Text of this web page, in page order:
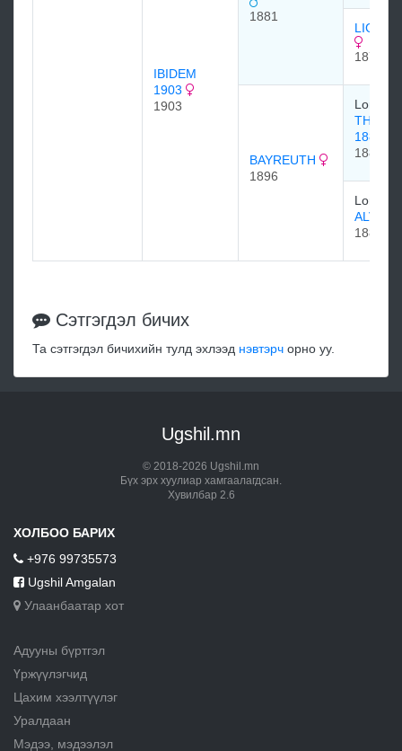
IBIDEM
1903
1903
1881
LIGHT
1870
BAYREUTH
1896
Lord
THE
1883
1883
Lord
1889
Сэтгэгдэл бичих
Та сэтгэгдэл бичихийн тулд эхлээд нэвтэрч орно уу.
Ugshil.mn
© 2018-2026 Ugshil.mn
Бүх эрх хуулиар хамгаалагдсан.
Хувилбар 2.6
ХОЛБОО БАРИХ
+976 99735573
Ugshil Amgalan
Улаанбаатар хот
Адууны бүртгэл
Үржүүлэгчид
Цахим хээлтүүлэг
Уралдаан
Мэдээ, мэдээлэл